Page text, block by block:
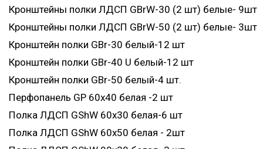
Кронштейны полки ЛДСП GBrW-30 (2 шт) белые- 9шт
Кронштейны полки ЛДСП GBrW-50 (2 шт) белые- 3шт
Кронштейн полки GBr-30 белый-12 шт
Кронштейн полки GBr-40 U белый-12 шт
Кронштейн полки GBr-50 белый-4 шт.
Перфопанель GP 60х40 белая -2 шт
Полка ЛДСП GShW 60х30 белая-6 шт
Полка ЛДСП GShW 60х50 белая - 2шт